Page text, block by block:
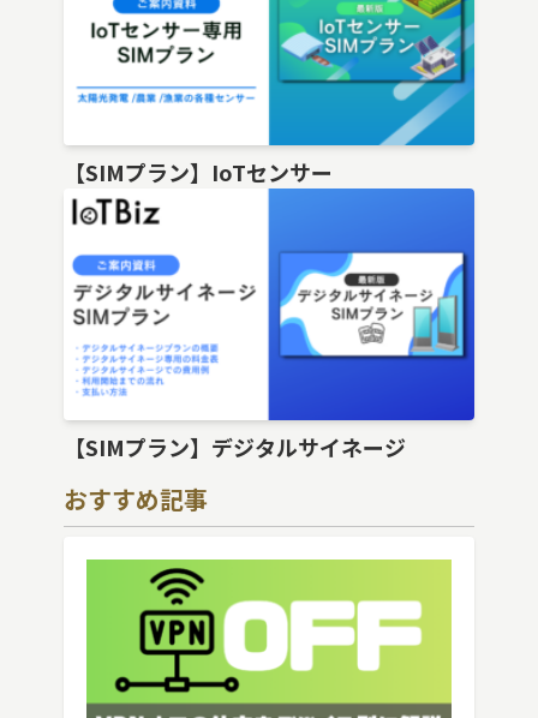
【SIMプラン】IoTセンサー
【SIMプラン】デジタルサイネージ
おすすめ記事